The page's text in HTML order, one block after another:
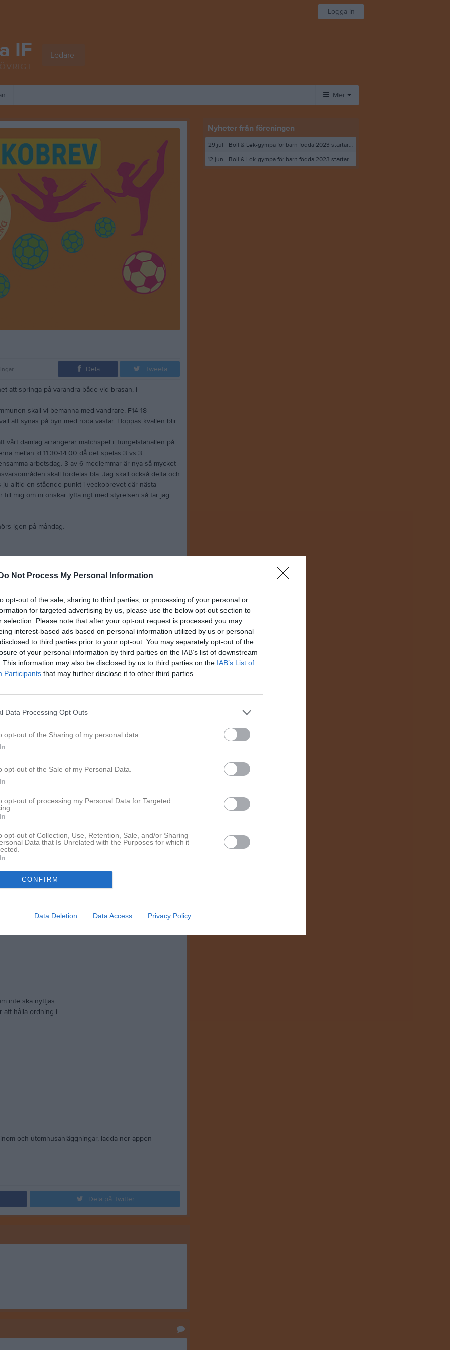
Do Not Process My Personal Information
opt-out of the sale, sharing to third parties, or processing of your personal or
for targeted advertising by us, please use the below opt-out section to
selection. Please note that after your opt-out request is processed you may
interest-based ads based on personal information utilized by us or personal
to third parties prior to your opt-out. You may separately opt-out of the
of your personal information by third parties on the IAB’s list of downstream
This information may also be disclosed by us to third parties on the IAB’s List of
Participants that may further disclose it to other third parties.
Data Processing Opt Outs
opt-out of the Sharing of my personal data.
opt-out of the Sale of my Personal Data.
opt-out of processing my Personal Data for Targeted
opt-out of Collection, Use, Retention, Sale, and/or Sharing
Data that Is Unrelated with the Purposes for which it
CONFIRM
Data Deletion Data Access Privacy Policy
Logga in
IF
ÖVRIGT
Ledare
Mer
Dela Tweeta
att springa på varandra både vid brasan, i
skall vi bemanna med vandrare. F14-18
att synas på byn med röda västar. Hoppas kvällen blir
vårt damlag arrangerar matchspel i Tungelstahallen på
mellan kl 11.30-14.00 då det spelas 3 vs 3.
arbetsdag. 3 av 6 medlemmar är nya så mycket
skall fördelas bla. Jag skall också delta och
alltid en stående punkt i veckobrevet där nästa
till mig om ni önskar lyfta ngt med styrelsen så tar jag
igen på måndag.
lagledare där ni har möjlighet att delta på en
för de aktiva och behöver bära mycket kunskap,
inte ska nyttjas
att hålla ordning i
och utomhusanläggningar, ladda ner appen
Dela på Twitter
Nyheter från föreningen
29 jul
Boll & Lek-gympa för barn födda 2023 startar i höst!
12 jun
Boll & Lek-gympa för barn födda 2023 startar i höst!